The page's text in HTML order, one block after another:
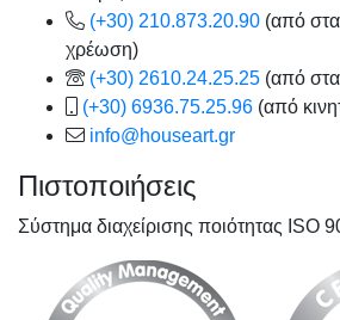
(+30) 210.873.20.90 (από
χρέωση)
(+30) 2610.24.25.25 (από
(+30) 6936.75.25.96 (από
info@houseart.gr
Πιστοποιήσεις
Σύστημα διαχείρισης ποιότητας ISO